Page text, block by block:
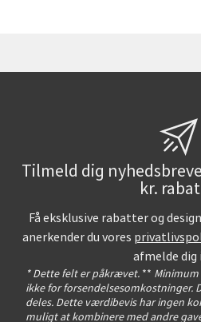
Tilmeld dig
kr.
Få eksklusive rabatter og
anerkender du vores
afmelde dig
* Dette felt er påkrævet. **
ikke for forsendelsesomkostninger.
deles. Dette værdibevis har ingen
muligt at kombinere med andre